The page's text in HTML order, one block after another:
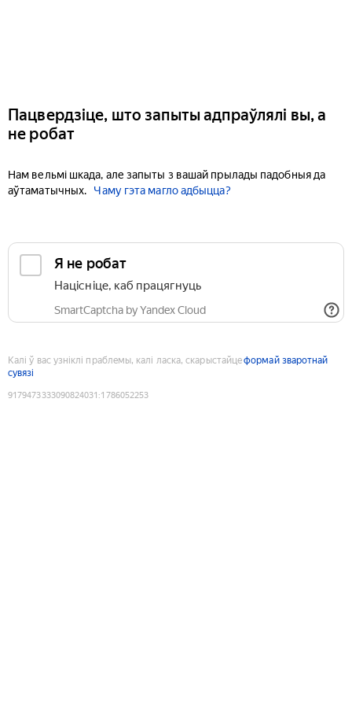
Пацвердзіце, што запыты адпраўлялі вы, а
не робат
Нам вельмі шкада, але запыты з вашай прылады падобныя да
аўтаматычных.
Чаму гэта магло адбыцца?
Я не робат
Націсніце, каб працягнуць
SmartCaptcha by Yandex Cloud
Калі ў вас узніклі праблемы, калі ласка, скарыстайцеформай зваротнай
сувязі
9179473333090824031 :1786052253